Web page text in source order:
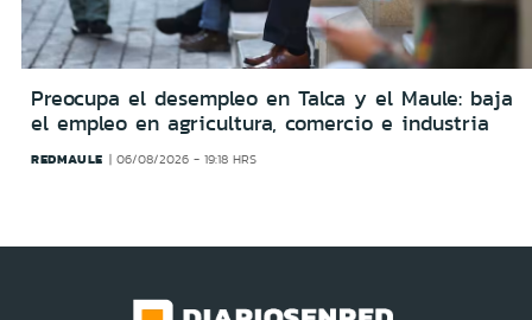
Preocupa el desempleo en Talca y el Maule: baja
el empleo en agricultura, comercio e industria
REDMAULE 06/08/2026 - 19:18 HRS